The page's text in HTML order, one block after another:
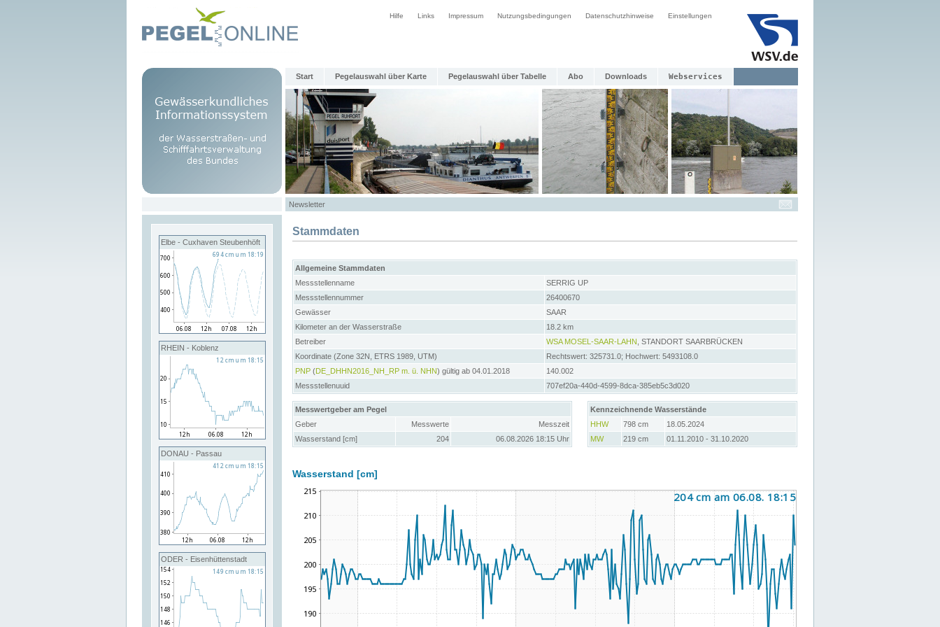
Hilfe Links Impressum Nutzungsbedingungen Datenschutzhinweise Einstellungen
Start Pegelauswahl über Karte Pegelauswahl über Tabelle Abo Downloads Webservices
Newsletter
Elbe - Cuxhaven Steubenhöft
RHEIN - Koblenz
DONAU - Passau
ODER - Eisenhüttenstadt
Stammdaten
Allgemeine Stammdaten
Messstellenname
SERRIG UP
Messstellennummer
26400670
Gewässer
SAAR
Kilometer an der Wasserstraße
18.2 km
Betreiber
WSA MOSEL-SAAR-LAHN , STANDORT SAARBRÜCKEN
Koordinate (Zone 32N, ETRS 1989, UTM)
Rechtswert: 325731.0; Hochwert: 5493108.0
PNP (DE_DHHN2016_NH_RP m. ü. NHN) gültig ab 04.01.2018
140.002
Messstellenuuid
707ef20a-440d-4599-8dca-385eb5c3d020
Messwertgeber am Pegel
Geber
Messwerte
Messzeit
Wasserstand [cm]
204 06.08.2026 18:15 Uhr
Kennzeichnende Wasserstände
HHW
798 cm
18.05.2024
MW
219 cm 01.11.2010 - 31.10.2020
Wasserstand [cm]